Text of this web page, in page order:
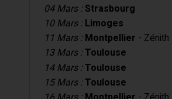
04 Mars : Strasbourg
10 Mars : Limoges
11 Mars : Montpellier - Zénith
13 Mars :Toulouse
14 Mars :Toulouse
15 Mars :Toulouse